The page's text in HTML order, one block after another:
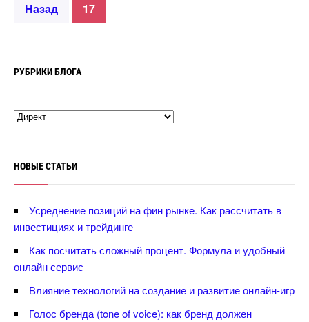
Назад 17
РУБРИКИ БЛОГА
НОВЫЕ СТАТЬИ
Усреднение позиций на фин рынке. Как рассчитать
инвестициях и трейдинге
Как посчитать сложный процент. Формула и удобный
онлайн сервис
лияние технологий на создание и развитие онлайн-игр
Голос бренда (tone of voice): как бренд должен